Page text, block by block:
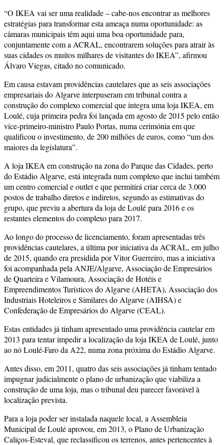
“O IKEA vai ser uma realidade – cabe-nos encontrar as melhores
estratégias para transformar esta ameaça numa oportunidade: as
câmaras municipais têm aqui uma boa oportunidade para,
conjuntamente com a ACRAL, encontrarem soluções para atrair às
suas cidades os muitos milhares de visitantes do IKEA”, afirmou
Álvaro Viegas, citado no comunicado.
Em causa estavam providências cautelares que as seis associações
empresariais do Algarve interpuseram em tribunal contra a
construção do complexo comercial que integra uma loja IKEA, em
Loulé, cuja primeira pedra foi lançada em agosto de 2015 pelo então
vice-primeiro-ministro Paulo Portas, numa cerimónia em que
qualificou o investimento, de 200 milhões de euros, como “um dos
maiores da legislatura”.
A loja IKEA em construção na zona do Parque das Cidades, perto
do Estádio Algarve, está integrada num complexo que inclui também
um centro comercial e outlet e que permitirá criar cerca de 3.000
postos de trabalho diretos e indiretos, segundo as estimativas do
grupo, que previu a abertura da loja de Loulé para 2016 e os
restantes elementos do complexo para 2017.
Ao longo do processo de licenciamento, foram apresentadas três
providências cautelares, a última por iniciativa da ACRAL, em julho
de 2015, quando era presidida por Vitor Guerreiro, mas a iniciativa
foi acompanhada pela ANJE/Algarve, Associação de Empresários
de Quarteira e Vilamoura, Associação de Hotéis e
Empreendimentos Turísticos do Algarve (AHETA), Associação dos
Industriais Hoteleiros e Similares do Algarve (AIHSA) e
Confederação de Empresários do Algarve (CEAL).
Estas entidades já tinham apresentado uma providência cautelar em
2013 para tentar impedir a localização da loja IKEA de Loulé, junto
ao nó Loulé-Faro da A22, numa zona próxima do Estádio Algarve.
Antes disso, em 2011, quatro das seis associações já tinham tentado
impugnar judicialmente o plano de urbanização que viabiliza a
construção de uma loja, mas o tribunal deu parecer favorável à
localização prevista.
Para a loja poder ser instalada naquele local, a Assembleia
Municipal de Loulé aprovou, em 2013, o Plano de Urbanização
Caliços-Esteval, que reclassificou os terrenos, antes pertencentes à